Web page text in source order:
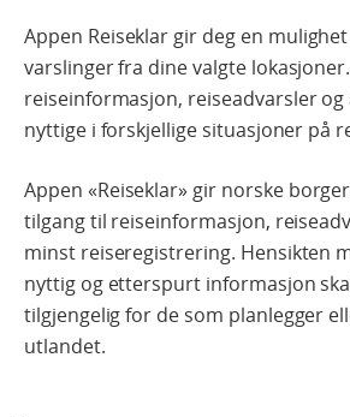
Appen Reiseklar gir deg en
varslinger fra dine valgte
reiseinformasjon, reiseadvarsler
nyttige i forskjellige situasjoner på
Appen «Reiseklar» gir norske
tilgang til reiseinformasjon,
minst reiseregistrering. Hensikten
nyttig og etterspurt informasjon
tilgjengelig for de som planlegger
utlandet.